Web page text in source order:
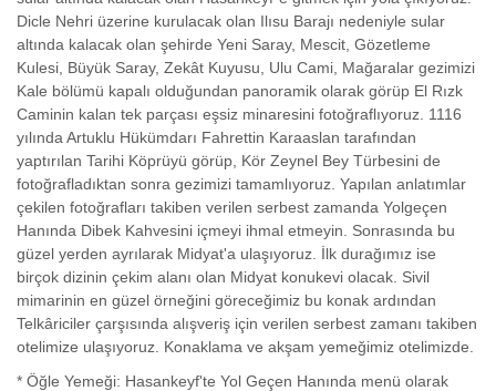
Dicle Nehri üzerine kurulacak olan Ilısu Barajı nedeniyle sular
altında kalacak olan şehirde Yeni Saray, Mescit, Gözetleme
Kulesi, Büyük Saray, Zekât Kuyusu, Ulu Cami, Mağaralar gezimizi
Kale bölümü kapalı olduğundan panoramik olarak görüp El Rızk
Caminin kalan tek parçası eşsiz minaresini fotoğraflıyoruz. 1116
yılında Artuklu Hükümdarı Fahrettin Karaaslan tarafından
yaptırılan Tarihi Köprüyü görüp, Kör Zeynel Bey Türbesini de
fotoğrafladıktan sonra gezimizi tamamlıyoruz. Yapılan anlatımlar
çekilen fotoğrafları takiben verilen serbest zamanda Yolgeçen
Hanında Dibek Kahvesini içmeyi ihmal etmeyin. Sonrasında bu
güzel yerden ayrılarak Midyat'a ulaşıyoruz. İlk durağımız ise
birçok dizinin çekim alanı olan Midyat konukevi olacak. Sivil
mimarinin en güzel örneğini göreceğimiz bu konak ardından
Telkâriciler çarşısında alışveriş için verilen serbest zamanı takiben
otelimize ulaşıyoruz. Konaklama ve akşam yemeğimiz otelimizde.
* Öğle Yemeği: Hasankeyf'te Yol Geçen Hanında menü olarak